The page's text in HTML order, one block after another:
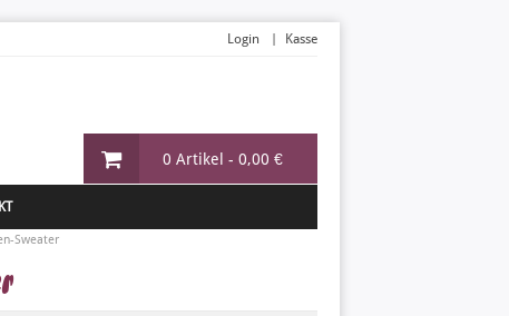
0 Artikel - 0,00 €
Login Kasse
Sweater